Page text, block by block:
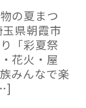
の夏まつ
玉県朝霞市
「彩夏祭
花火・屋
みんなで楽